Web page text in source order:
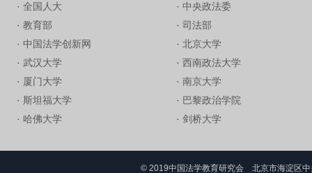
全国人大
中央政法委
教育部
司法部
中国法学创新网
北京大学
武汉大学
西南政法大学
厦门大学
南京大学
斯坦福大学
巴黎政治学院
哈佛大学
剑桥大学
© 2019中国法学教育研究会 北京市海淀